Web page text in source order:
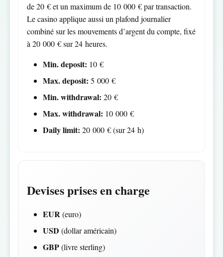
de 20 € et un maximum de 10 000 € par transaction.
Le casino applique aussi un plafond journalier
combiné sur les mouvements d’argent du compte, fixé
à 20 000 € sur 24 heures.
Min. deposit: 10 €
Max. deposit: 5 000 €
Min. withdrawal: 20 €
Max. withdrawal: 10 000 €
Daily limit: 20 000 € (sur 24 h)
Devises prises en charge
EUR (euro)
USD (dollar américain)
GBP(livre sterling)